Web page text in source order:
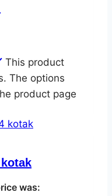
This product
The options
product page
kotak
was: